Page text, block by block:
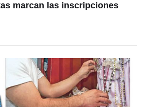
marcan las inscripciones